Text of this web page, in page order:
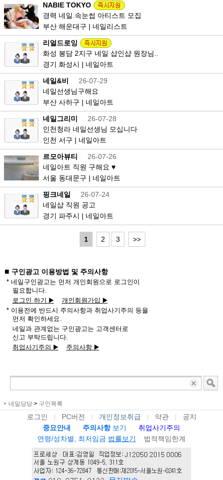
NABIE TOKYO
경력 네일.속눈썹 아티스트 모집
부산 해운대구 | 네일리스트
리얼드로잉
화성 봉담 2지구 네일 샵인샵 원장님..
경기 화성시 | 네일아트
네일&비
26-07-29
네일선생님구해요
부산 사하구 | 네일아트
네일그리미
26-07-28
인천청라 네일선생님 모십니다
인천 서구 | 네일아트
르모아뷰티
26-07-26
네일아트 직원 구해요 ♥
서울 동대문구 | 네일아트
핑크네일
26-07-24
네일샵 직원 공고
경기 파주시 | 네일아트
1 2 3 >>
■ 구인광고 이용방법 및 주의사항
* 네일구인광고는 먼저 개인회원으로 로그인이
필요합니다.
로그인 하기 ▶️
개인회원가입 ▶️
* 이용전에 반드시 주의사항과 취업사기주의 등을
먼저 확인하세요.
네일과 관계없는 구인광고는 고객센터로
신고 부탁드립니다.
취업사기주의 ▶️
주의사항 ▶️
네일당당 > 구인목록
로그인 | PC버전 | 개인정보취급 | 약관 |
공지
중요안내
주의사항 보기
취업사기주의
연령/성차별, 최저임금 법률보기 법적책임한계